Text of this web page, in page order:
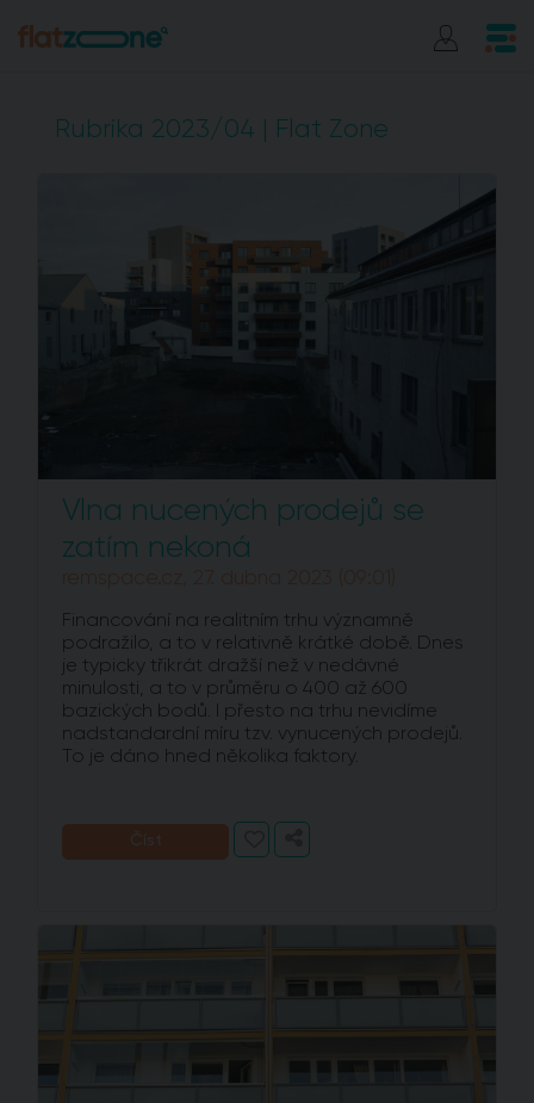
Rubrika 2023/04 | Flat Zone
Vlna nucených prodejů se
zatím nekoná
remspace.cz, 27. dubna 2023 (09:01)
Financování na realitním trhu významně
podražilo, a to v relativně krátké době. Dnes
je typicky třikrát dražší než v nedávné
minulosti, a to v průměru o 400 až 600
bazických bodů. I přesto na trhu nevidíme
nadstandardní míru tzv. vynucených prodejů.
To je dáno hned několika faktory.
Číst